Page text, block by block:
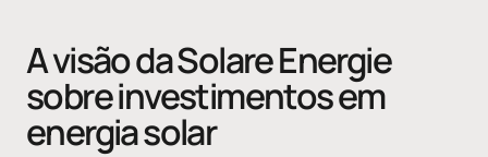
A visão da Solare Energie
sobre investimentos em
energia solar